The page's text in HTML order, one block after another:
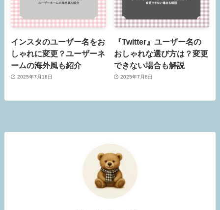
インスタのユーザー名をお
しゃれに変更？ユーザーネ
ームの海外風も紹介
2025年7月18日
『Twitter』ユーザー名の
おしゃれな選び方は？変更
できない場合も解説
2025年7月8日